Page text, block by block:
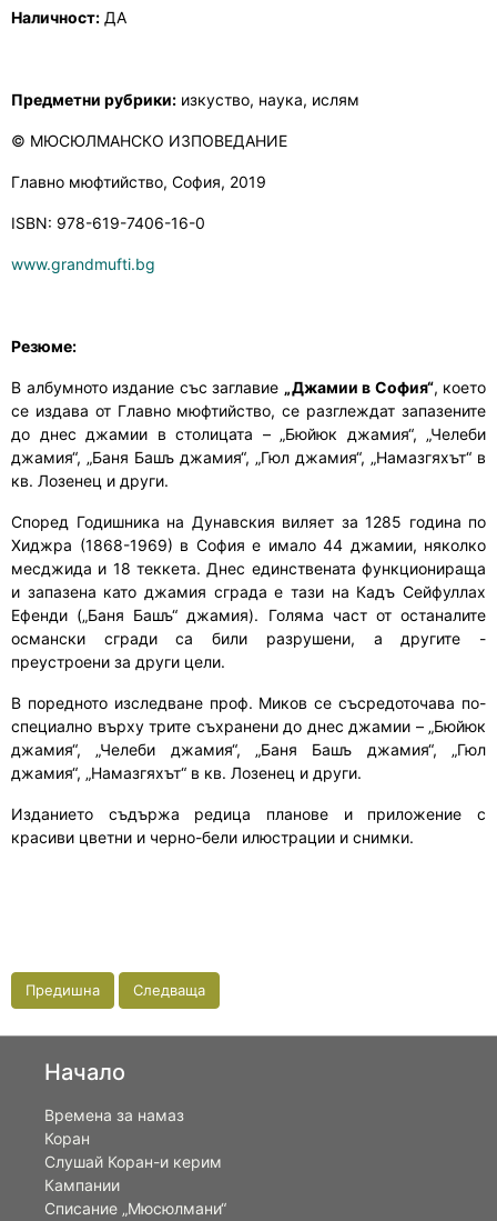
Наличност: ДА
Предметни рубрики: изкуство, наука, ислям
© МЮСЮЛМАНСКО ИЗПОВЕДАНИЕ
Главно мюфтийство, София, 2019
ISBN: 978-619-7406-16-0
www.grandmufti.bg
Резюме:
В албумното издание със заглавие „Джамии в София“, което
се издава от Главно мюфтийство, се разглеждат запазените
до днес джамии в столицата – „Бюйюк джамия“, „Челеби
джамия“, „Баня Башъ джамия“, „Гюл джамия“, „Намазгяхът“ в
кв. Лозенец и други.
Според Годишника на Дунавския виляет за 1285 година по
Хиджра (1868-1969) в София е имало 44 джамии, няколко
месджида и 18 теккета. Днес единствената функционираща
и запазена като джамия сграда е тази на Кадъ Сейфуллах
Ефенди („Баня Башъ“ джамия). Голяма част от останалите
османски сгради са били разрушени, а другите -
преустроени за други цели.
В поредното изследване проф. Миков се съсредоточава по-
специално върху трите съхранени до днес джамии – „Бюйюк
джамия“, „Челеби джамия“, „Баня Башъ джамия“, „Гюл
джамия“, „Намазгяхът“ в кв. Лозенец и други.
Изданието съдържа редица планове и приложение с
красиви цветни и черно-бели илюстрации и снимки.
Предишна Следваща
Начало
Времена за намаз
Коран
Слушай Коран-и керим
Кампании
Списание „Мюсюлмани“